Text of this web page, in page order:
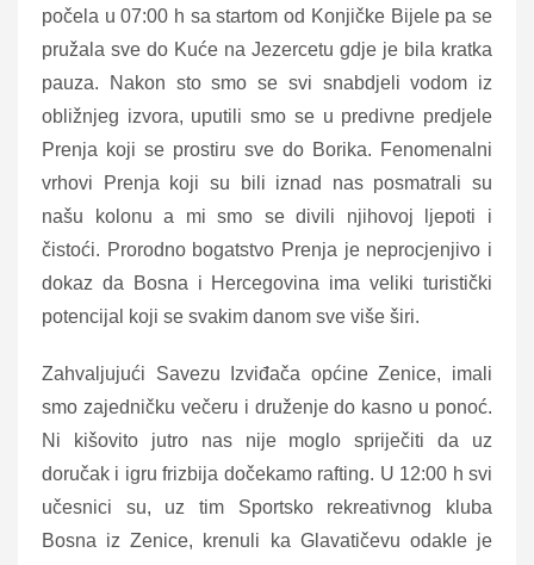
počela u 07:00 h sa startom od Konjičke Bijele pa se
pružala sve do Kuće na Jezercetu gdje je bila kratka
pauza. Nakon sto smo se svi snabdjeli vodom iz
obližnjeg izvora, uputili smo se u predivne predjele
Prenja koji se prostiru sve do Borika. Fenomenalni
vrhovi Prenja koji su bili iznad nas posmatrali su
našu kolonu a mi smo se divili njihovoj ljepoti i
čistoći. Prorodno bogatstvo Prenja je neprocjenjivo i
dokaz da Bosna i Hercegovina ima veliki turistički
potencijal koji se svakim danom sve više širi.
Zahvaljujući Savezu Izviđača općine Zenice, imali
smo zajedničku večeru i druženje do kasno u ponoć.
Ni kišovito jutro nas nije moglo spriječiti da uz
doručak i igru frizbija dočekamo rafting. U 12:00 h svi
učesnici su, uz tim Sportsko rekreativnog kluba
Bosna iz Zenice, krenuli ka Glavatičevu odakle je